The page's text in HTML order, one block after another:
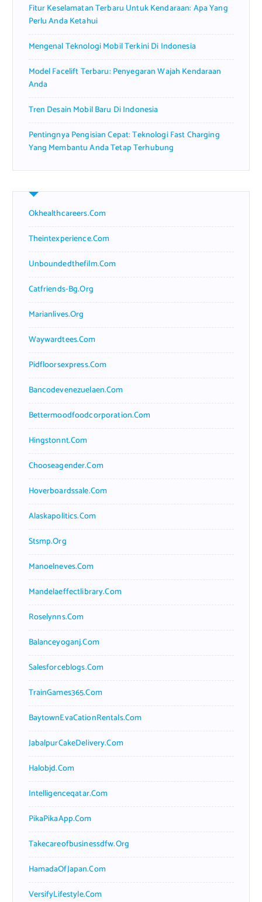
:Fitur Keselamatan Terbaru Untuk Kendaraan: Apa Yang
Perlu Anda Ketahui
Mengenal Teknologi Mobil Terkini Di Indonesia
Model Facelift Terbaru: Penyegaran Wajah Kendaraan
Anda
Tren Desain Mobil Baru Di Indonesia
Pentingnya Pengisian Cepat: Teknologi Fast Charging
Yang Membantu Anda Tetap Terhubung
Okhealthcareers.com
Theintexperience.com
Unboundedthefilm.com
Catfriends-Bg.org
Marianlives.org
Waywardtees.com
Pidfloorsexpress.com
Bancodevenezuelaen.com
Bettermoodfoodcorporation.com
Hingstonnt.com
Chooseagender.com
Hoverboardssale.com
Alaskapolitics.com
Stsmp.org
Manoelneves.com
Mandelaeffectlibrary.com
Roselynns.com
Balanceyoganj.com
Salesforceblogs.com
TrainGames365.com
BaytownEvaCationRentals.com
JabalpurCakeDelivery.com
Halobjd.com
Intelligenceqatar.com
PikaPikaApp.com
Takecareofbusinessdfw.org
HamadaOfJapan.com
VersifyLifestyle.com